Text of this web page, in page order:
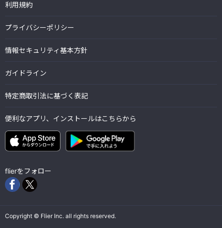
利用規約
プライバシーポリシー
情報セキュリティ基本方針
ガイドライン
特定商取引法に基づく表記
便利なアプリ、インストールはこちらから
flierをフォロー
Copyright © Flier Inc. all rights reserved.